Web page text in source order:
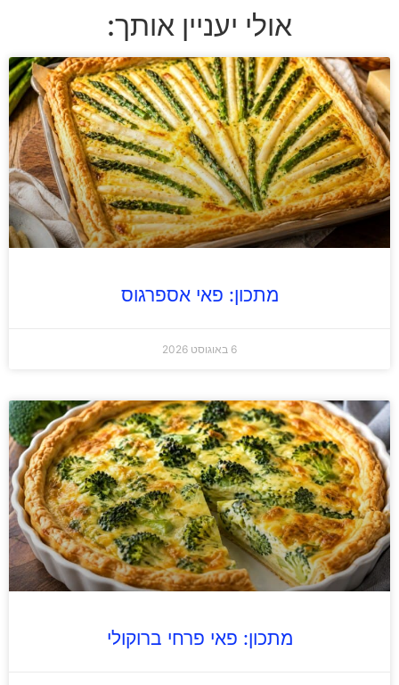
אולי יעניין אותך:
מתכון: פאי אספרגוס
6 באוגוסט 2026
מתכון: פאי פרחי ברוקולי